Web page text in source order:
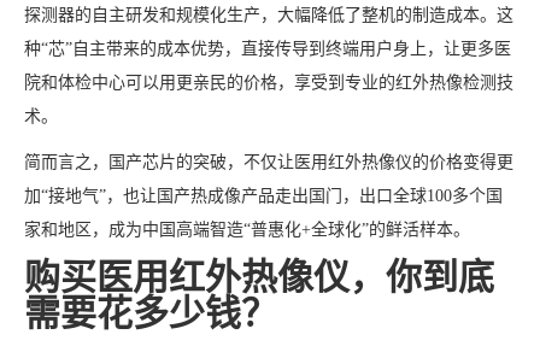
探测器的自主研发和规模化生产，大幅降低了整机的制造成本。这
种“芯”自主带来的成本优势，直接传导到终端用户身上，让更多医
院和体检中心可以用更亲民的价格，享受到专业的红外热像检测技
术。
简而言之，国产芯片的突破，不仅让医用红外热像仪的价格变得更
加“接地气”，也让国产热成像产品走出国门，出口全球100多个国
家和地区，成为中国高端智造“普惠化+全球化”的鲜活样本。
购买医用红外热像仪，你到底
需要花多少钱？